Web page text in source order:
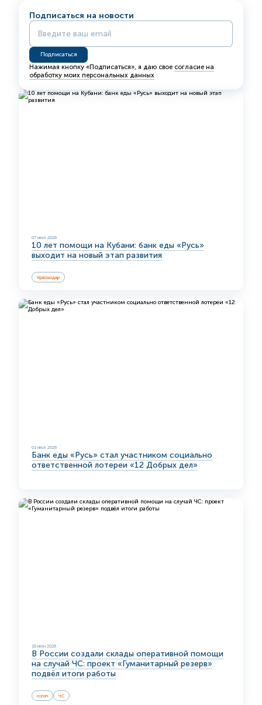
Подписаться на новости
Нажимая кнопку «Подписаться», я даю свое согласие на
обработку моих персональных данных
07 июл 2026
10 лет помощи на Кубани: банк еды «Русь»
выходит на новый этап развития
Краснодар
01 июл 2026
Банк еды «Русь» стал участником социально
ответственной лотереи «12 Добрых дел»
18 июн 2026
В России создали склады оперативной помощи
на случай ЧС: проект «Гуманитарный резерв»
подвёл итоги работы
ozon ЧС